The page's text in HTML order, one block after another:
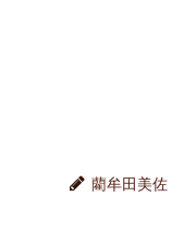
藺牟田美佐